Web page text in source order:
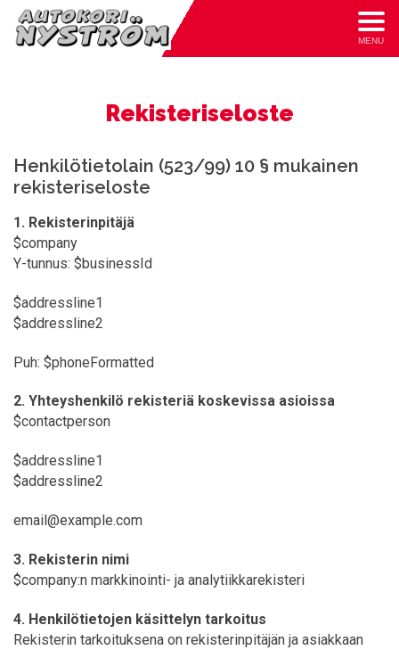
MENU
Rekisteriseloste
Henkilötietolain (523/99) 10 § mukainen
rekisteriseloste
1. Rekisterinpitäjä
$company
Y-tunnus: $businessId
$addressline1
$addressline2
Puh: $phoneFormatted
2. Yhteyshenkilö rekisteriä koskevissa asioissa
$contactperson
$addressline1
$addressline2
email@example.com
3. Rekisterin nimi
$company:n markkinointi- ja analytiikkarekisteri
4. Henkilötietojen käsittelyn tarkoitus
Rekisterin tarkoituksena on rekisterinpitäjän ja asiakkaan